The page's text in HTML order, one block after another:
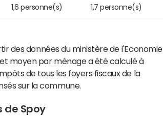
1,6 personne(s) 1,7 personne(s)
des données du ministère de l'Economie
moyen par ménage a été calculé à
de tous les foyers fiscaux de la
sur la commune.
de Spoy